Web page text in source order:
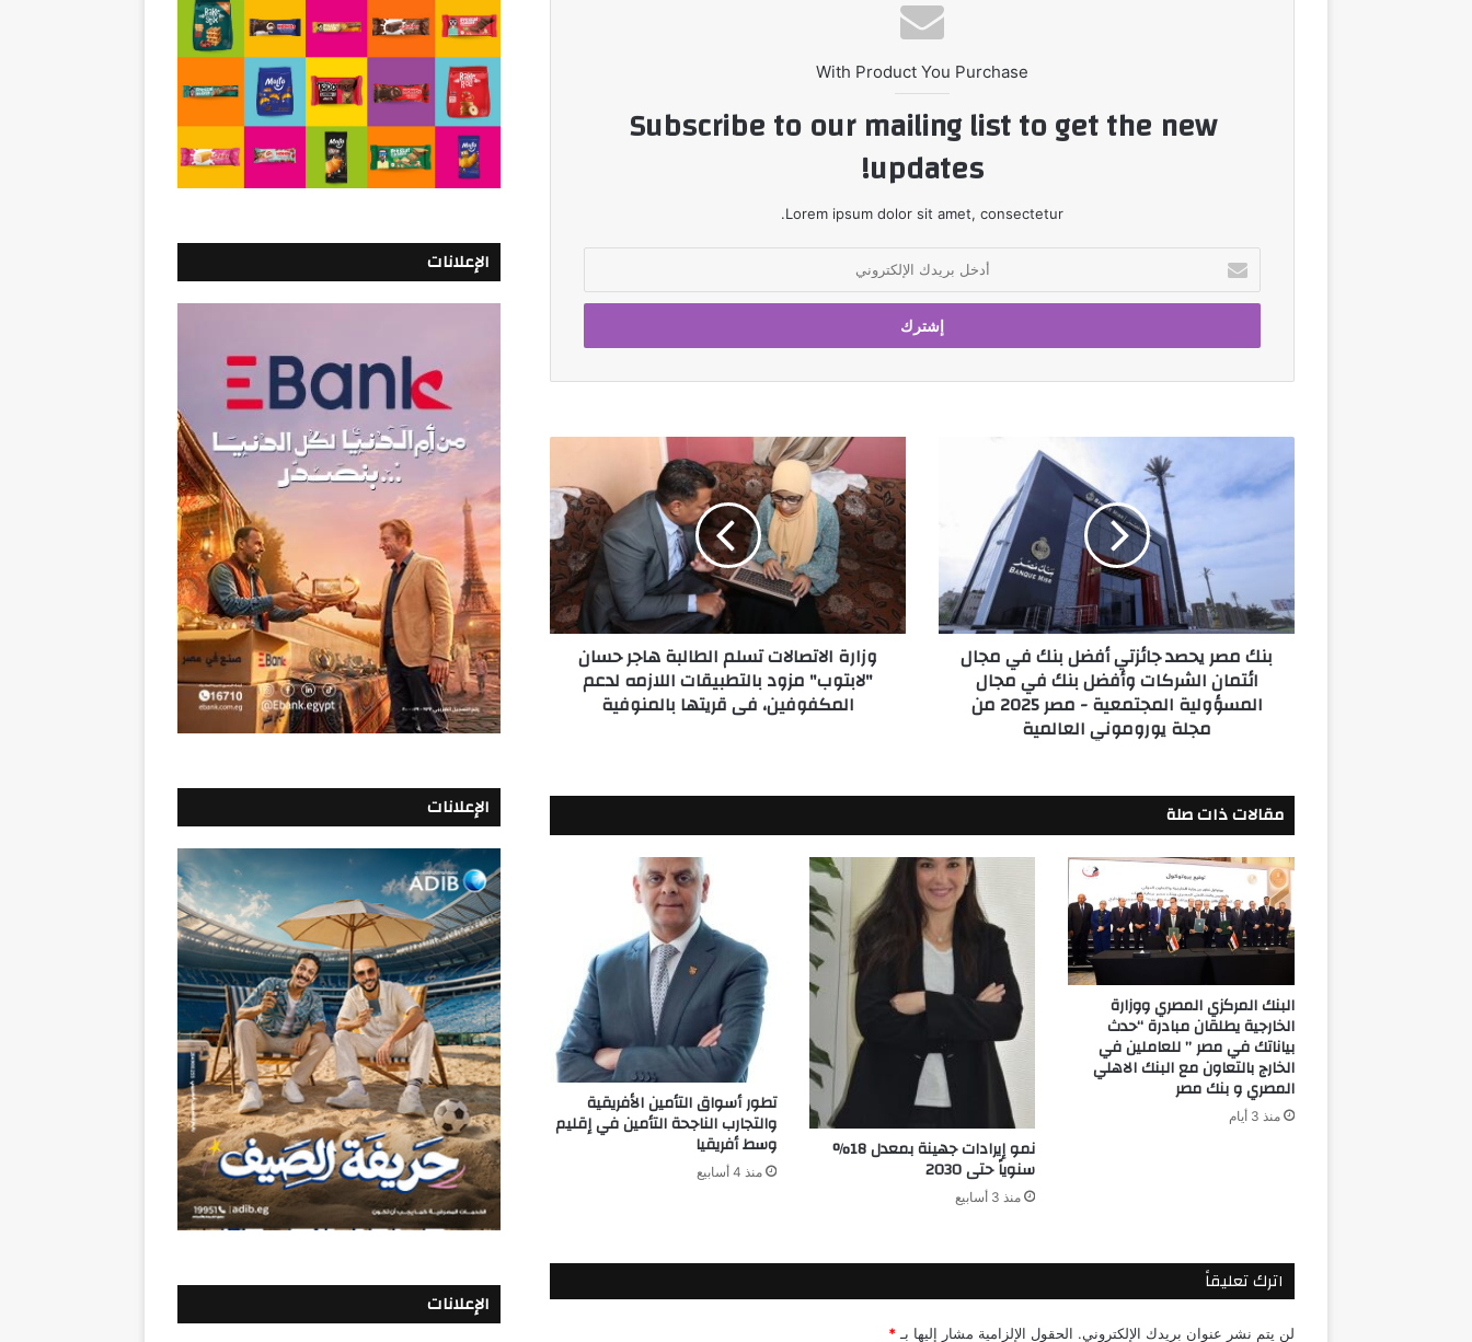
With Product You Purchase
Subscribe to our mailing list to get the new
updates!
Lorem ipsum dolor sit amet, consectetur.
بريدك
الإلكتروني
مصر
يحصد
مجال
ائتمان
الشركات
وأفضل
مصر
2025
من
مجلة
يوروموني
العالمية
بنك مصر يحصد جائزتي أفضل بنك في مجال
ائتمان الشركات وأفضل بنك في مجال
المسؤولية المجتمعية - مصر 2025 من
مجلة يوروموني العالمية
الاتصالات
تسلم
الطالبة
هاجر
حسان
"لابتوب"
مزود
بالتطبيقات
اللازمه
المكفوفين،
وزارة الاتصالات تسلم الطالبة هاجر حسان
"لابتوب" مزود بالتطبيقات اللازمه لدعم
المكفوفين، فى قريتها بالمنوفية
مقالات ذات صلة
البنك المركزي المصري ووزارة
الخارجية يطلقان مبادرة “حدث
بياناتك في مصر ” للعاملين في
الخارج بالتعاون مع البنك الاهلي
المصري و بنك مصر
منذ 3 أيام
نمو إيرادات جهينة بمعدل 18%
سنوياً حتى 2030
منذ 3 أسابيع
تطور أسواق التأمين الأفريقية
والتجارب الناجحة التأمين في إقليم
وسط أفريقيا
منذ 4 أسابيع
اترك تعليقاً
لن يتم نشر عنوان بريدك الإلكتروني. الحقول الإلزامية مشار إليها بـ *
الإعلانات
الإعلانات
الإعلانات